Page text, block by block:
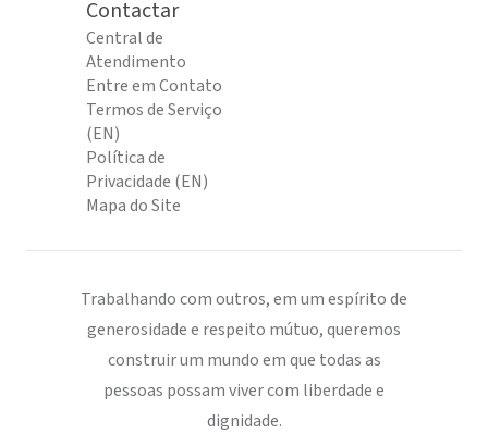
Contactar
Central de
Atendimento
Entre em Contato
Termos de Serviço
(EN)
Política de
Privacidade (EN)
Mapa do Site
Trabalhando com outros, em um espírito de
generosidade e respeito mútuo, queremos
construir um mundo em que todas as
pessoas possam viver com liberdade e
dignidade.